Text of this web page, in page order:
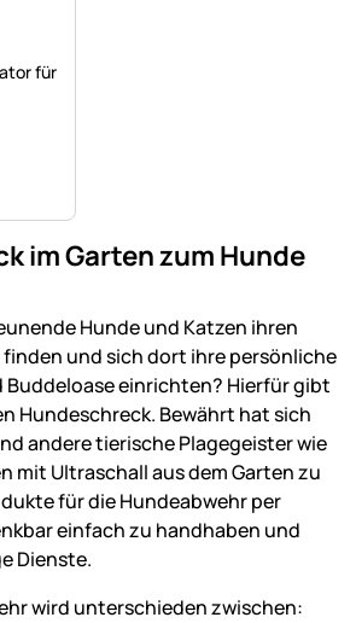
für
im Garten zum Hunde
Hunde und Katzen ihren
finden und sich dort ihre persönliche
einrichten? Hierfür gibt
Hundeschreck. Bewährt hat sich
andere tierische Plagegeister wie
mit Ultraschall aus dem Garten zu
für die Hundeabwehr per
einfach zu handhaben und
Dienste.
wird unterschieden zwischen: